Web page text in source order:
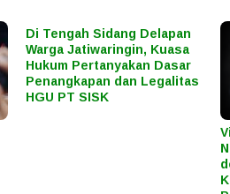
Di Tengah Sidang Delapan
Warga Jatiwaringin, Kuasa
Hukum Pertanyakan Dasar
Penangkapan dan Legalitas
HGU PT SISK